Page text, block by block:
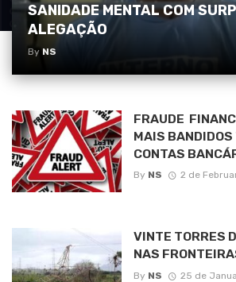
SANIDADE MENTAL COM
ALEGAÇÃO
By NS
FRAUDE
MAIS
CONTAS
By NS 2 de
VINTE TORRES
NAS
By NS 25 de